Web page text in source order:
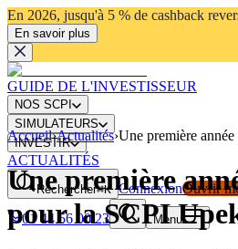
En 2026, jusqu'à 5 % de cashback
En savoir plus
GUIDE DE L'INVESTISSEUR
NOS SCPI
SIMULATEURS
INVESTIR
ACTUALITÉS
Rechercher⌘K ConnexionOuvrir
01 44 56 00 23
Menu
Accueil›Actualités›Une première
Une première
pour la SCPI